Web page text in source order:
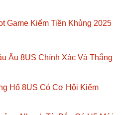
Game Kiếm Tiền Khủng 2025
Âu 8US Chính Xác Và Thắng
Hổ 8US Có Cơ Hội Kiếm